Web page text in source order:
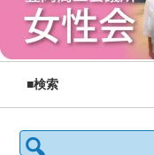
■検索
検索: